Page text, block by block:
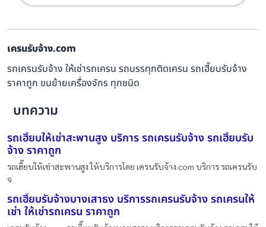
เครนรับจ้าง.com
รถเครนรับจ้าง ให้เช่ารถเครน รถบรรทุกติดเครน รถเฮี๊ยบรับจ้าง
ราคาถูก ขนย้ายเครื่องจักร ทุกชนิด
บทความ
รถเฮี๊ยบให้เช่าสะพานสูง บริการ รถเครนรับจ้าง รถเฮี๊ยบรับ
จ้าง ราคาถูก
รถเฮี๊ยบให้เช่าสะพานสูง ให้บริการโดย เครนรับจ้าง.com บริการ รถเครนรับ
จ
รถเฮี๊ยบรับจ้างบางเสาธง บริการรถเครนรับจ้าง รถเครนให้
เช่า ให้เช่ารถเครน ราคาถูก